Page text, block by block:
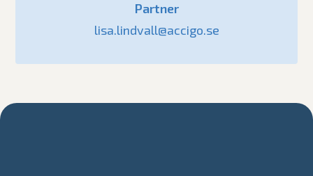
Partner
lisa.lindvall@accigo.se